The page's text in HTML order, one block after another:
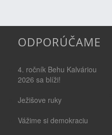
ODPORÚČAME
4. ročník Behu Kalváriou
2026 sa blíži!
Ježišove ruky
Vážime si demokraciu